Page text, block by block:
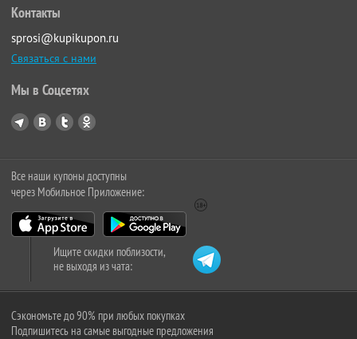
Контакты
sprosi@kupikupon.ru
Связаться с нами
Мы в Соцсетях
Все наши купоны доступны
через Мобильное Приложение:
Ищите скидки поблизости,
не выходя из чата:
Сэкономьте до 90% при любых покупках
Подпишитесь на самые выгодные предложения